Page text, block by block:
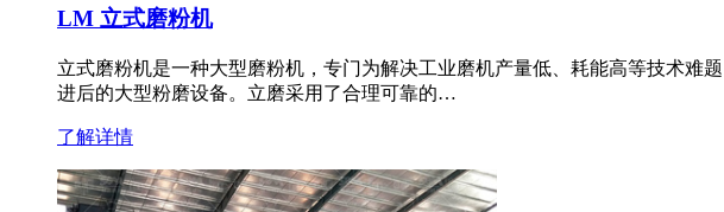
LM 立式磨粉机
立式磨粉机是一种大型磨粉机，专门为解决工业磨机产量低、耗能高等技术难
进后的大型粉磨设备。立磨采用了合理可靠的…
了解详情